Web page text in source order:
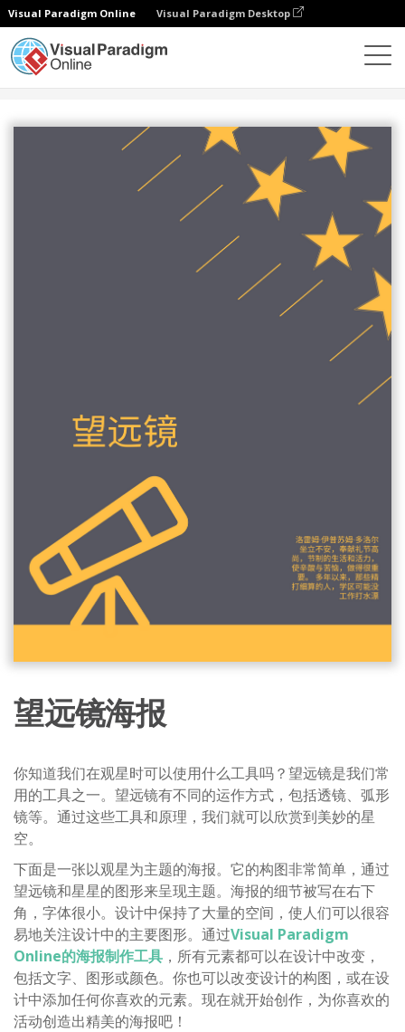
Visual Paradigm Online Visual Paradigm Desktop
望远镜海报
你知道我们在观星时可以使用什么工具吗？望远镜是我们常
用的工具之一。望远镜有不同的运作方式，包括透镜、弧形
镜等。通过这些工具和原理，我们就可以欣赏到美妙的星
空。
下面是一张以观星为主题的海报。它的构图非常简单，通过
望远镜和星星的图形来呈现主题。海报的细节被写在右下
角，字体很小。设计中保持了大量的空间，使人们可以很容
易地关注设计中的主要图形。通过Visual Paradigm
Online的海报制作工具 ，所有元素都可以在设计中改变，
包括文字、图形或颜色。你也可以改变设计的构图，或在设
计中添加任何你喜欢的元素。现在就开始创作，为你喜欢的
活动创造出精美的海报吧！